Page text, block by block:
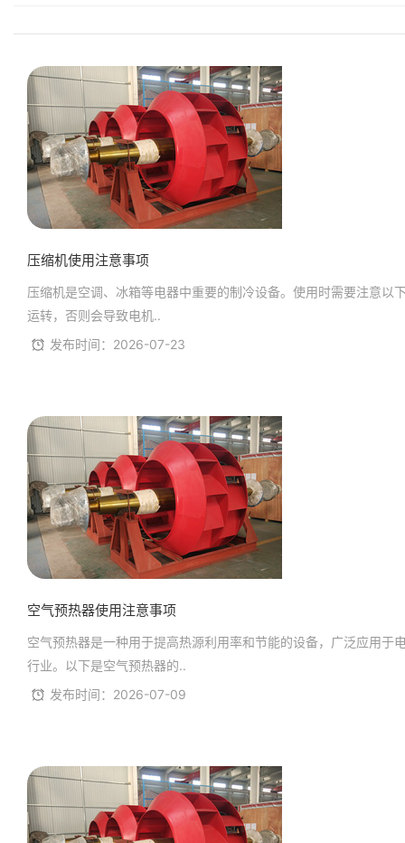
压缩机使用注意事项
压缩机是空调、冰箱等电器中重要的制冷设备。使用时需要注意以
运转，否则会导致电机..
发布时间：2026-07-23
空气预热器使用注意事项
空气预热器是一种用于提高热源利用率和节能的设备，广泛应用于
行业。以下是空气预热器的..
发布时间：2026-07-09